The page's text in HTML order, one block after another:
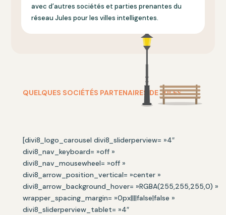
avec d’autres sociétés et parties prenantes du
réseau Jules pour les villes intelligentes.
QUELQUES SOCIÉTÉS PARTENAIRES DE JULES
[divi8_logo_carousel divi8_sliderperview= »4″
divi8_nav_keyboard= »off »
divi8_nav_mousewheel= »off »
divi8_arrow_position_vertical= »center »
divi8_arrow_background_hover= »RGBA(255,255,255,0) »
wrapper_spacing_margin= »0px||||false|false »
divi8_sliderperview_tablet= »4″